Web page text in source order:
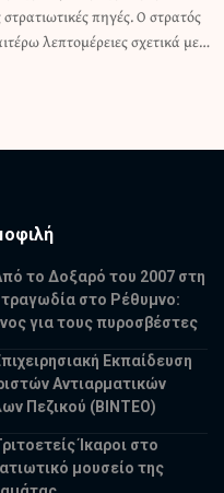
λεπτομέρειες σχετικά με…
το Δοξαρό του 2007 στη
στο Ρέθυμνο:
για τους πυροσβέστες
Εκπαίδευση
Αντιαρματικών
Πεζικού (ΒΙΝΤΕΟ)
Ίκαροι στο
μουσείο της